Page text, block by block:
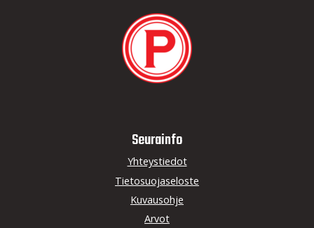
Seurainfo
Yhteystiedot
Tietosuojaseloste
Kuvausohje
Arvot